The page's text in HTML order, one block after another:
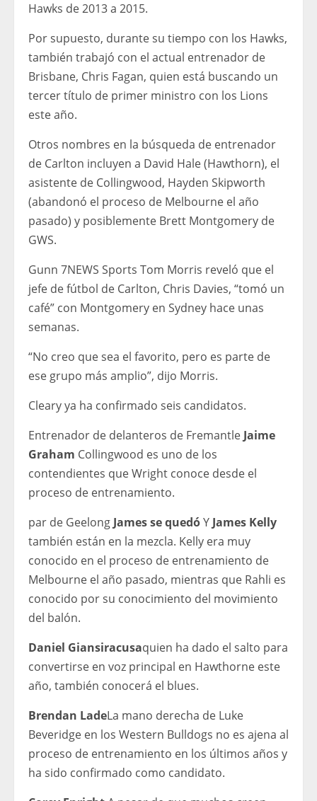
Hawks de 2013 a 2015.
Por supuesto, durante su tiempo con los Hawks,
también trabajó con el actual entrenador de
Brisbane, Chris Fagan, quien está buscando un
tercer título de primer ministro con los Lions
este año.
Otros nombres en la búsqueda de entrenador
de Carlton incluyen a David Hale (Hawthorn), el
asistente de Collingwood, Hayden Skipworth
(abandonó el proceso de Melbourne el año
pasado) y posiblemente Brett Montgomery de
GWS.
Gunn 7NEWS Sports Tom Morris reveló que el
jefe de fútbol de Carlton, Chris Davies, “tomó un
café” con Montgomery en Sydney hace unas
semanas.
“No creo que sea el favorito, pero es parte de
ese grupo más amplio”, dijo Morris.
Cleary ya ha confirmado seis candidatos.
Entrenador de delanteros de FremantleJaime
Graham Collingwood es uno de los
contendientes que Wright conoce desde el
proceso de entrenamiento.
par de GeelongJames se quedóYJames Kelly
también están en la mezcla. Kelly era muy
conocido en el proceso de entrenamiento de
Melbourne el año pasado, mientras que Rahli es
conocido por su conocimiento del movimiento
del balón.
Daniel Giansiracusaquien ha dado el salto para
convertirse en voz principal en Hawthorne este
año, también conocerá el blues.
Brendan LadeLa mano derecha de Luke
Beveridge en los Western Bulldogs no es ajena al
proceso de entrenamiento en los últimos años y
ha sido confirmado como candidato.